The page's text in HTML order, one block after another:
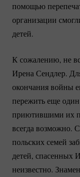
помощью
организации
детей.
К сожалению, не
Ирена Сендлер.
окончания войны
пережить еще
приютившими их
всегда возможно.
польских семей
детей, спасенных
неизвестно.